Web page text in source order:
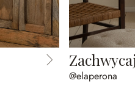
@elaperona